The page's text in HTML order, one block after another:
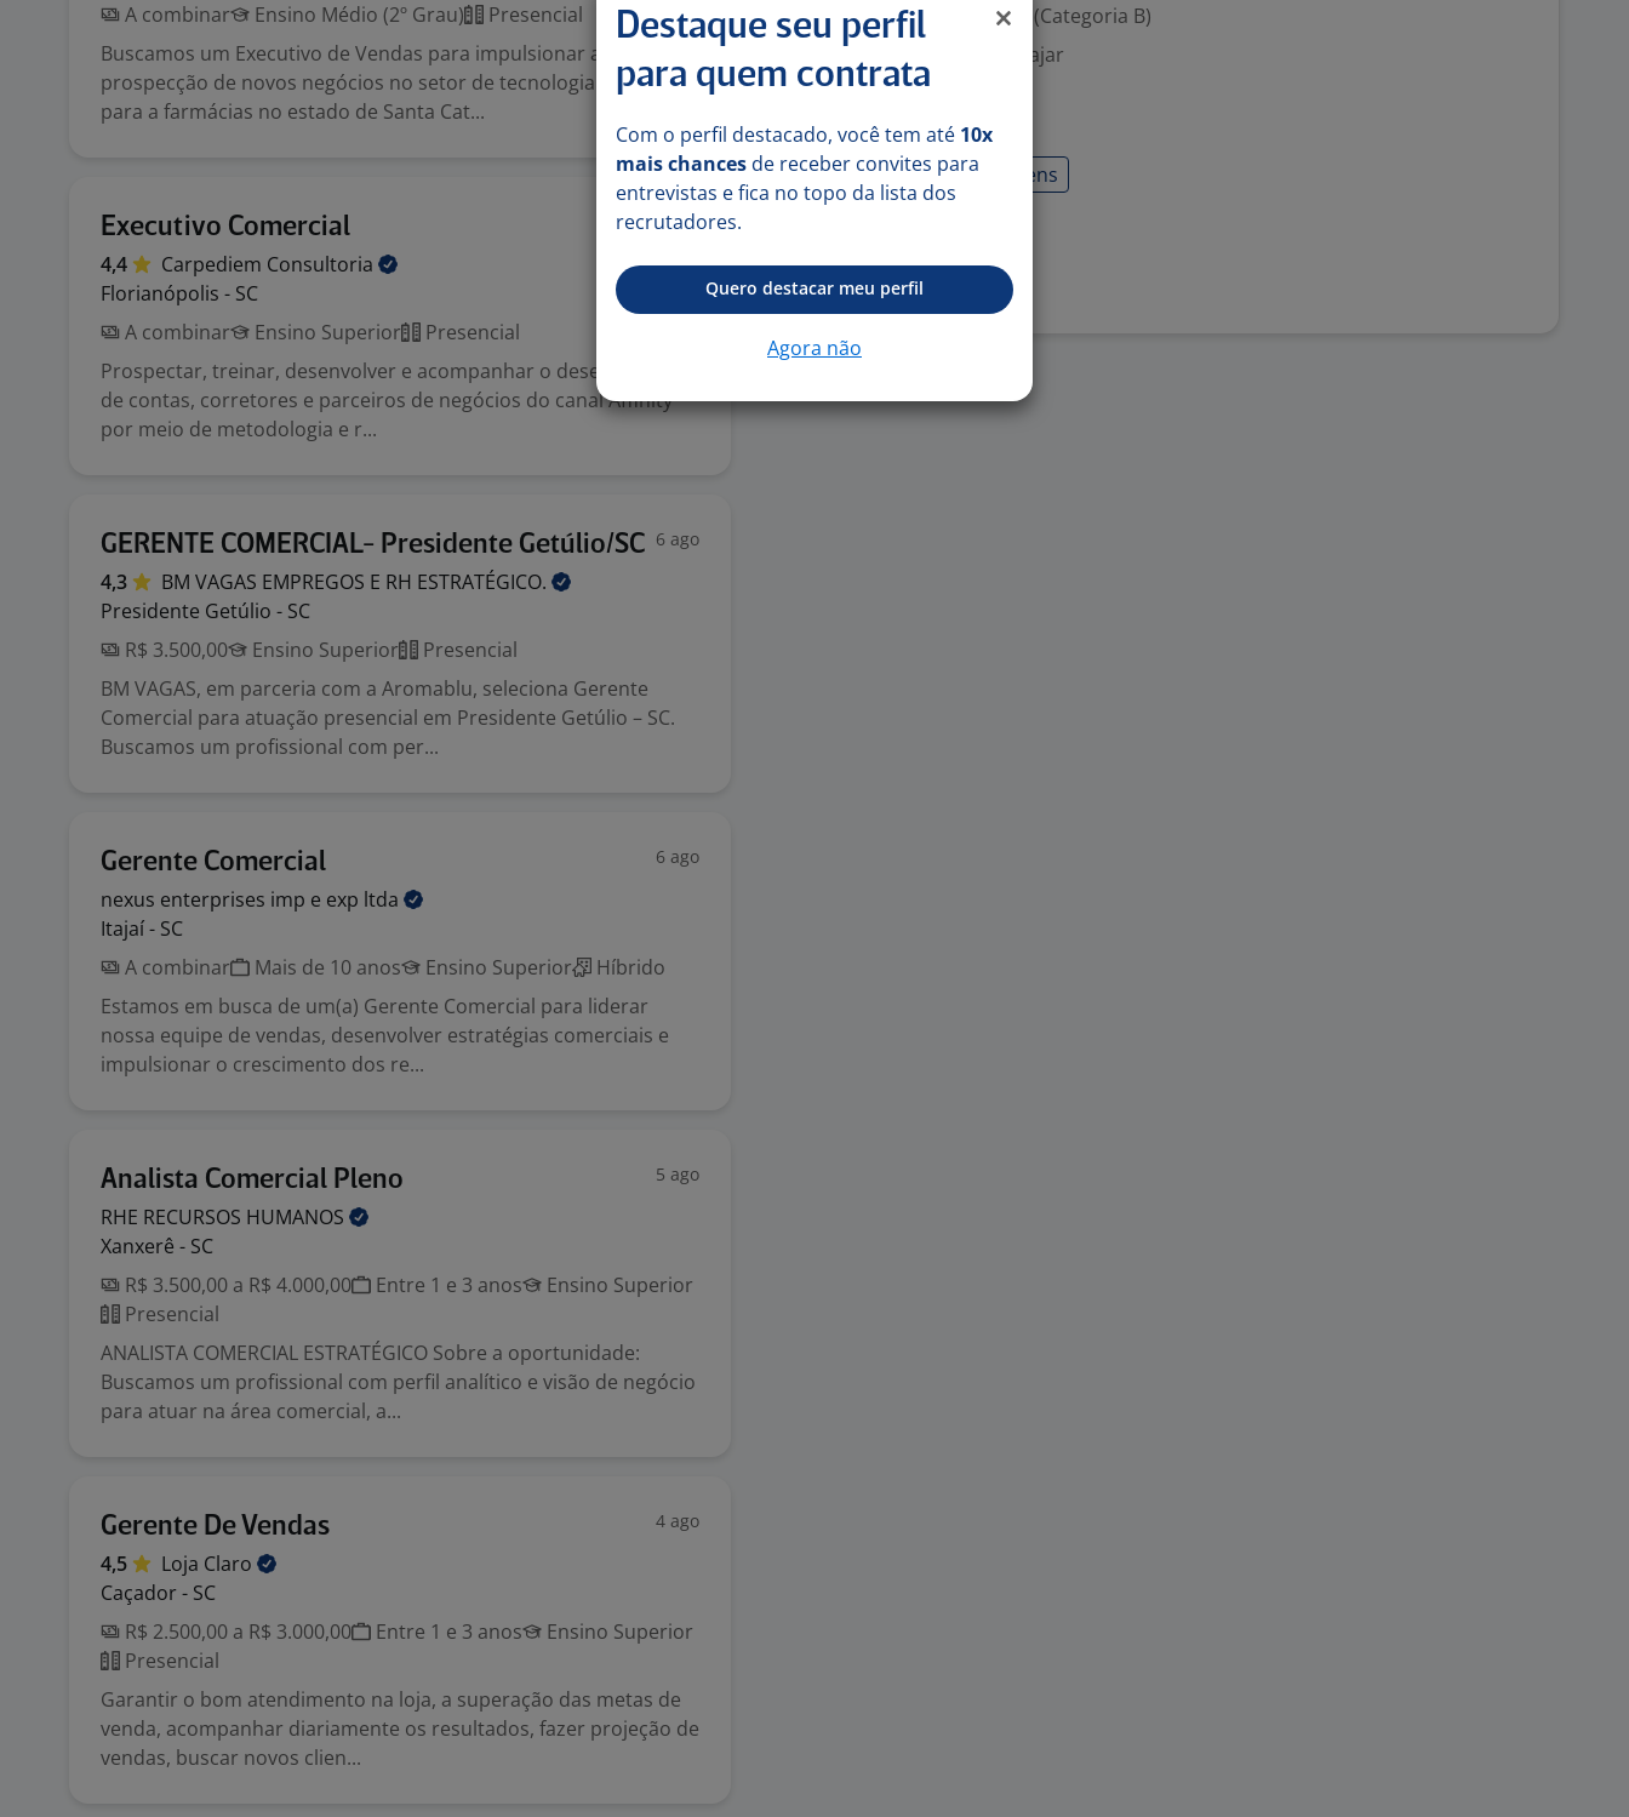
A combinar
Ensino Médio (2º Grau)
Presencial
Buscamos um Executivo de Vendas para impulsionar a
prospecção de novos negócios no setor de tecnologia voltado
para a farmácias no estado de Santa Cat...
Executivo Comercial 6 ago
4,4 Carpediem Consultoria
Florianópolis - SC
A combinar
Ensino Superior
Presencial
Prospectar, treinar, desenvolver e acompanhar o desempenho
de contas, corretores e parceiros de negócios do canal Affinity
por meio de metodologia e r...
GERENTE COMERCIAL- Presidente Getúlio/SC 6 ago
4,3 BM VAGAS EMPREGOS E RH ESTRATÉGICO.
Presidente Getúlio - SC
R$ 3.500,00
Ensino Superior
Presencial
BM VAGAS, em parceria com a Aromablu, seleciona Gerente
Comercial para atuação presencial em Presidente Getúlio – SC.
Buscamos um profissional com per...
Gerente Comercial 6 ago
nexus enterprises imp e exp ltda
Itajaí - SC
A combinar
Mais de 10 anos Ensino Superior
Híbrido
Estamos em busca de um(a) Gerente Comercial para liderar
nossa equipe de vendas, desenvolver estratégias comerciais e
impulsionar o crescimento dos re...
Analista Comercial Pleno 5 ago
RHE RECURSOS HUMANOS
Xanxerê - SC
R$ 3.500,00 a R$ 4.000,00
Entre 1 e 3 anos
Ensino Superior
Presencial
ANALISTA COMERCIAL ESTRATÉGICO Sobre a oportunidade:
Buscamos um profissional com perfil analítico e visão de negócio
para atuar na área comercial, a...
Gerente De Vendas 4 ago
4,5 Loja Claro
Caçador - SC
R$ 2.500,00 a R$ 3.000,00
Entre 1 e 3 anos
Ensino Superior
Presencial
Garantir o bom atendimento na loja, a superação das metas de
venda, acompanhar diariamente os resultados, fazer projeção de
vendas, buscar novos clien...
Habilitação para dirigir (Categoria B)
Disponibilidade para viajar
Habilidades
Disponibilidade de Viagens
Destaque seu perfil
para quem contrata
Com o perfil destacado, você tem até 10x
mais chances de receber convites para
entrevistas e fica no topo da lista dos
recrutadores.
Quero destacar meu perfil
Agora não